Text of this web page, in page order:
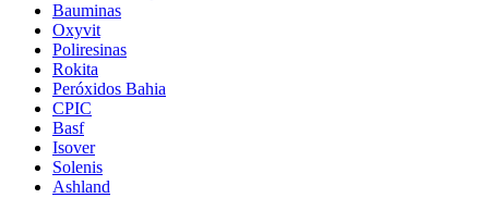
Bauminas
Oxyvit
Poliresinas
Rokita
Peróxidos Bahia
CPIC
Basf
Isover
Solenis
Ashland